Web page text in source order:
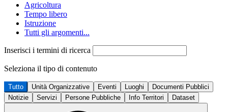
Agricoltura
Tempo libero
Istruzione
Tutti gli argomenti...
Inserisci i termini di ricerca
Seleziona il tipo di contenuto
Tutto Unità Organizzative Eventi Luoghi
Documenti Pubblici
Notizie
Servizi Persone Pubbliche Info Territori Dataset